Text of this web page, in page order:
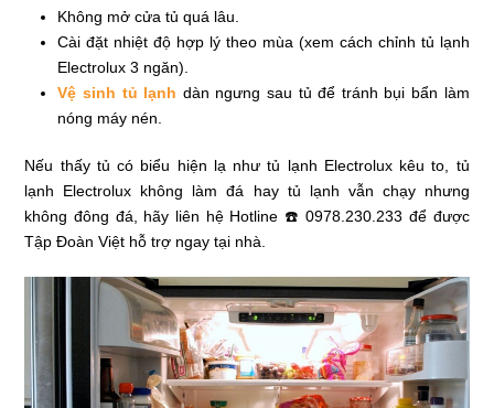
Không mở cửa tủ quá lâu.
Cài đặt nhiệt độ hợp lý theo mùa (xem cách chỉnh tủ lạnh
Electrolux 3 ngăn).
Vệ sinh tủ lạnh dàn ngưng sau tủ để tránh bụi bẩn làm
nóng máy nén.
Nếu thấy tủ có biểu hiện lạ như tủ lạnh Electrolux kêu to, tủ
lạnh Electrolux không làm đá hay tủ lạnh vẫn chạy nhưng
không đông đá, hãy liên hệ Hotline ☎️ 0978.230.233 để được
Tập Đoàn Việt hỗ trợ ngay tại nhà.